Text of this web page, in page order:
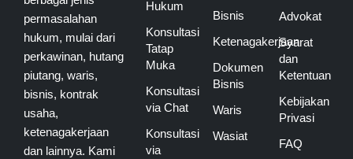
permasalahan
hukum, mulai dari
perkawinan, hutang
piutang, waris,
bisnis, kontrak
usaha,
ketenagakerjaan
dan lainnya. Kami
Hukum
Konsultasi
Tatap
Muka
Konsultasi
via Chat
Konsultasi
via
Bisnis
Ketenagakerjaan
Dokumen
Bisnis
Waris
Wasiat
Advokat
Syarat
dan
Ketentuan
Kebijakan
Privasi
FAQ